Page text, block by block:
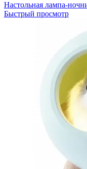
Настольная лампа-
Быстрый просмотр